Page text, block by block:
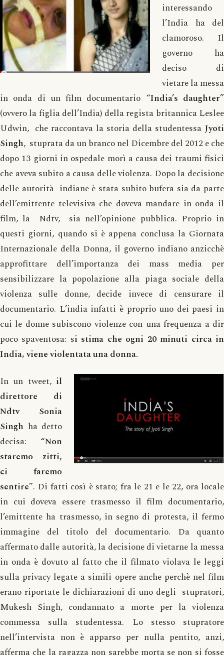
interessando
l’India ha del
clamoroso. Il
governo ha
deciso di
vietare la messa
in onda di un film documentario “India’s daughter”
(ovvero la figlia dell’India) della regista britannica Leslee
Udwin, che raccontava la storia della studentessa Jyoti
Singh, stuprata da un branco nel Dicembre del 2012 e che
dopo 13 giorni in ospedale morì a causa dei traumi fisici
che aveva subito a causa delle violenza. Dopo la decisione
delle autorità indiane è stata subito bufera sia da parte
dell’emittente televisiva che doveva mandare in onda il
film, la Ndtv, sia nell’opinione pubblica. Proprio in
questi giorni, quando si è appena conclusa la Giornata
Internazionale della Donna, il governo indiano anzicchè
approfittare dell’importanza dei mass media per
sensibilizzare la popolazione alla piaga sociale della
violenza sulle donne, decide invece di censurare il
documentario. L’india infatti è proprio uno dei paesi in
cui le donne subiscono violenze con una frequenza a dir
poco spaventosa: si stima che ogni 20 minuti circa in
India, viene violentata una donna.
In un tweet, il
direttore di
Ndtv Sonia
Singh ha detto
decisa: “Non
staremo zitti,
ci faremo
sentire”. Di fatti così è stato; fra le 21 e le 22, ora locale
in cui doveva essere trasmesso il film documentario,
l’emittente ha trasmesso, in segno di protesta, il fermo
immagine del titolo del documentario. Da quanto
affermato dalle autorità, la decisione di vietarne la messa
in onda è dovuto al fatto che il filmato violava le leggi
sulla privacy legate a simili opere anche perchè nel film
erano riportate le dichiarazioni di uno degli stupratori,
Mukesh Singh, condannato a morte per la violenza
commessa sulla studentessa. Lo stesso stupratore
nell’intervista non è apparso per nulla pentito, anzi,
afferma che la ragazza non sarebbe morta se non si fosse